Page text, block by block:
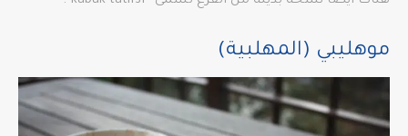
موهليبي (المهلبية)